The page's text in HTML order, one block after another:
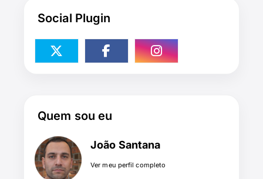
Social Plugin
Quem sou eu
João Santana
Ver meu perfil completo